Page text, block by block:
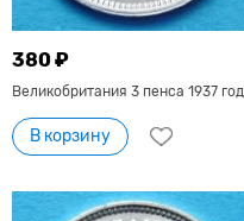
380 ₽
Великобритания 3 пенса 1937 год.
В корзину